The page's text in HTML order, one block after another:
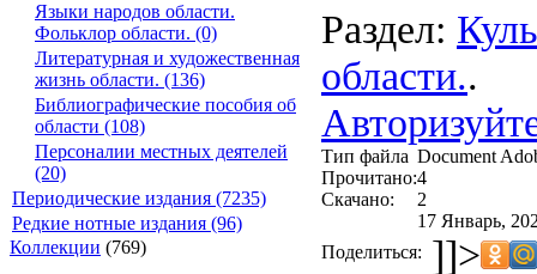
Языки народов области.
Фольклор области. (0)
Литературная и художественная
жизнь области. (136)
Библиографические пособия об
области (108)
Персоналии местных деятелей
(20)
Периодические издания (7235)
Редкие нотные издания (96)
Коллекции (769)
Раздел:
области..
Тип файла Document
Прочитано:4
Скачано:
2
17 Январь,
Поделиться: ]]>